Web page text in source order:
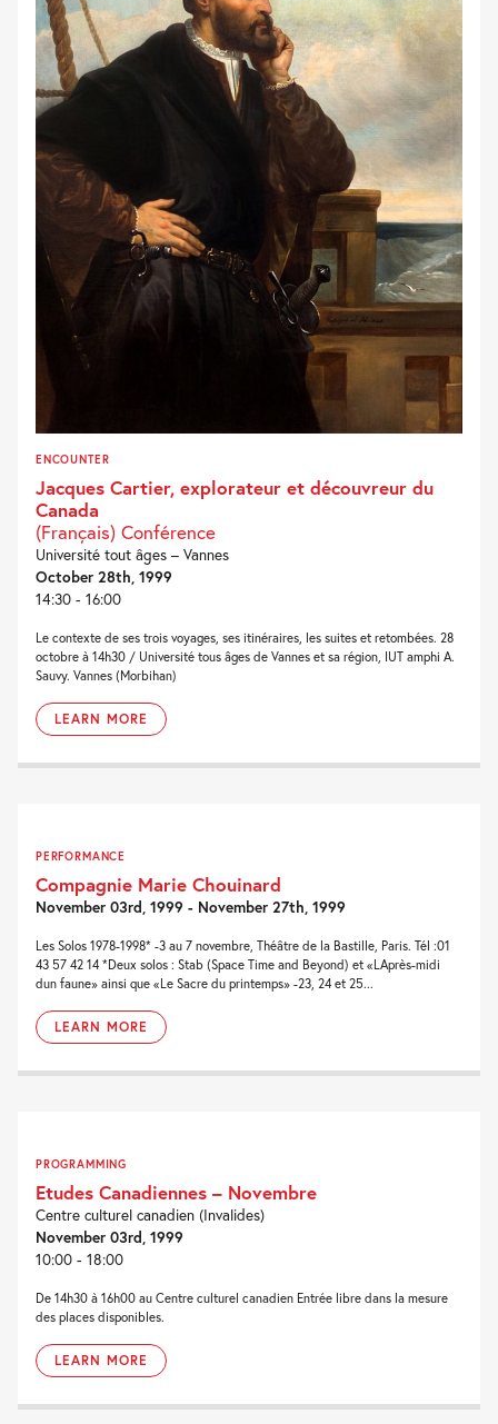
ENCOUNTER
Jacques Cartier, explorateur et découvreur du
Canada
(Français) Conférence
Université tout âges – Vannes
October 28th, 1999
14:30 - 16:00
Le contexte de ses trois voyages, ses itinéraires, les suites et retombées. 28
octobre à 14h30 / Université tous âges de Vannes et sa région, IUT amphi A.
Sauvy. Vannes (Morbihan)
LEARN MORE
PERFORMANCE
Compagnie Marie Chouinard
November 03rd, 1999 - November 27th, 1999
Les Solos 1978-1998* -3 au 7 novembre, Théâtre de la Bastille, Paris. Tél :01
43 57 42 14 *Deux solos : Stab (Space Time and Beyond) et «LAprès-midi
dun faune» ainsi que «Le Sacre du printemps» -23, 24 et 25...
LEARN MORE
PROGRAMMING
Etudes Canadiennes – Novembre
Centre culturel canadien (Invalides)
November 03rd, 1999
10:00 - 18:00
De 14h30 à 16h00 au Centre culturel canadien Entrée libre dans la mesure
des places disponibles.
LEARN MORE